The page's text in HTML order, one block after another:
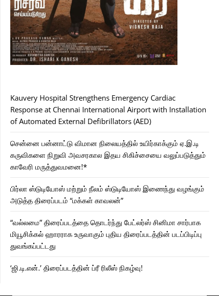
Kauvery Hospital Strengthens Emergency Cardiac
Response at Chennai International Airport with Installation
of Automated External Defibrillators (AED)
சென்னை பன்னாட்டு விமான நிலையத்தில் உயிர்காக்கும் ஏ.இ.டி
கருவிகளை நிறுவி அவசரகால இதய சிகிச்சையை வலுப்படுத்தும்
காவேரி மருத்துவமனை!*
பிர்லா ஸ்டுடியோஸ் மற்றும் நீலம் ஸ்டுடியோஸ் இணைந்து வழங்கும்
அடுத்த திரைப்படம் “மக்கள் காவலன்”
“வல்லமை” திரைப்படத்தை தொடர்ந்து பேட்லர்ஸ் சினிமா சார்பாக
மியூசிக்கல் ஹாரராக உருவாகும் புதிய திரைப்படத்தின் படப்பிடிப்பு
துவங்கப்பட்டது
‘ஜி.டி.என்.’ திரைப்படத்தின் ப்ரீ ரிலீஸ் நிகழ்வு!